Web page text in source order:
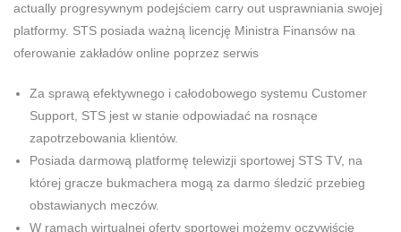
actually progresywnym podejściem carry out usprawniania swojej
platformy. STS posiada ważną licencję Ministra Finansów na
oferowanie zakładów online poprzez serwis
Za sprawą efektywnego i całodobowego systemu Customer
Support, STS jest w stanie odpowiadać na rosnące
zapotrzebowania klientów.
Posiada darmową platformę telewizji sportowej STS TV, na
której gracze bukmachera mogą za darmo śledzić przebieg
obstawianych meczów.
W ramach wirtualnej oferty sportowej możemy oczywiście